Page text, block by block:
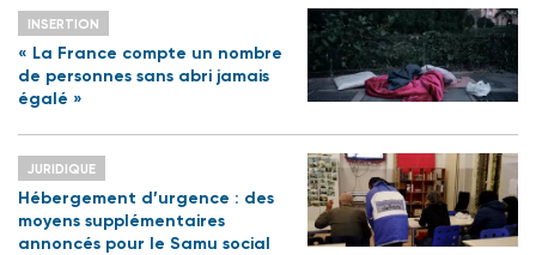
INSERTION
« La France compte un nombre
de personnes sans abri jamais
égalé »
JURIDIQUE
Hébergement d’urgence : des
moyens supplémentaires
annoncés pour le Samu social